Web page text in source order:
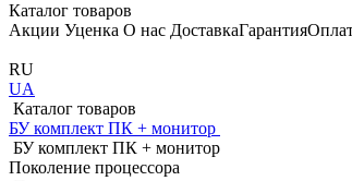
Каталог товаров
Акции Уценка О нас ДоставкаГарантия
RU
UA
Каталог товаров
БУ комплект ПК + монитор
БУ комплект ПК + монитор
Поколение процессора